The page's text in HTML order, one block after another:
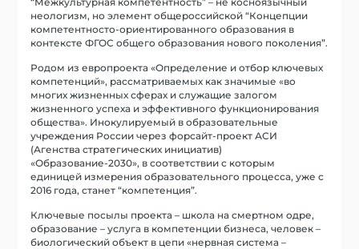
неологизм, но элемент общероссийской “Концепции
компетентносто-ориентированного образования в
контексте ФГОС общего образования нового поколения”.
Родом из европроекта «Определение и отбор ключевых
компетенций», рассматриваемых как значимые «во
многих жизненных сферах и служащие залогом
жизненного успеха и эффективного функционирования
общества». Инокулируемый в образовательные
учреждения России через форсайт-проект АСИ
(Агенства стратегических инициатив)
«Образование-2030», в соответствии с которым
единицей измерения образовательного процесса, уже с
2016 года, станет “компетенция”.
Ключевые посылы проекта – школа на смертном одре,
образование – услуга в компетенции бизнеса, человек –
биологический объект в цепи «нервная система –